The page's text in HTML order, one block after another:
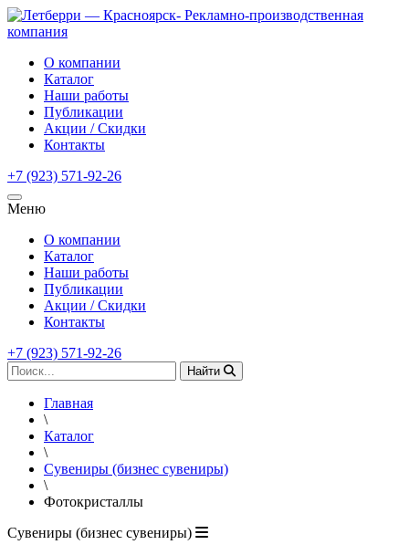
О компании
Каталог
Наши работы
Публикации
Акции / Скидки
Контакты
+7 (923) 571-92-26
Меню
О компании
Каталог
Наши работы
Публикации
Акции / Скидки
Контакты
+7 (923) 571-92-26
Найти
Главная
\
Каталог
\
Сувениры (бизнес сувениры)
\
Фотокристаллы
Сувениры (бизнес сувениры)